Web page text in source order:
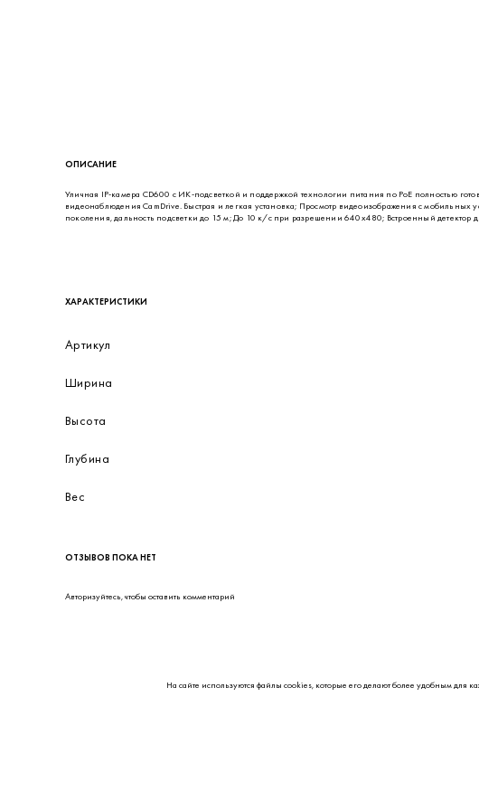
ОПИСАНИЕ
Уличная IP-камера CD600 с ИК-подсветкой и поддержкой технологии питания по PoE полностью
видеонаблюдения CamDrive. Быстрая и легкая установка; Просмотр видеоизображения с
поколения, дальность подсветки до 15 м; До 10 к/с при разрешении 640х480; Встроенный детектор
ХАРАКТЕРИСТИКИ
Артикул
Ширина
Высота
Глубина
Вес
ОТЗЫВОВ ПОКА НЕТ
Авторизуйтесь, чтобы оставить комментарий
На сайте используются файлы cookies, которые его делают более удобным для